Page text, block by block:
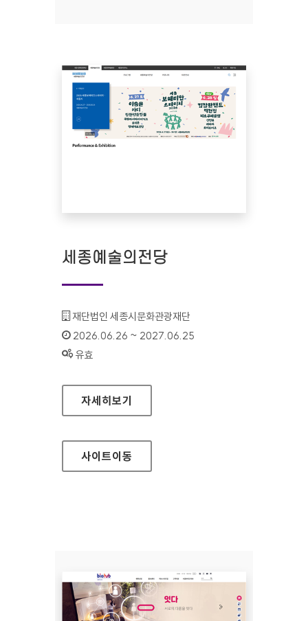
세종예술의전당
기관명 :
재단법인 세종시문화관광재단
인증기간 :
2026.06.26 ~ 2027.06.25
상태 :
유효
세종예술의전당
자세히보기
사이트이동